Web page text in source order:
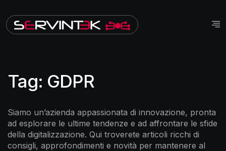
Tag: GDPR
Siamo un’azienda appassionata di innovazione, pronta
ad esplorare le ultime tendenze e ad affrontare le sfide
della digitalizzazione. Qui troverete articoli ricchi di
consigli, approfondimenti e novità per mantenere al